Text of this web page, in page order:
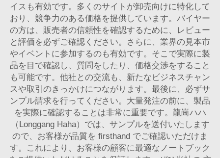
イスも有効です。多くのサイトが卸売向けに特化して
おり、競争力のある価格を提供しています。バイヤー
の方は、販売者の信頼性を確認するために、レビュー
と評価を必ずご確認ください。さらに、業界の見本市
やイベントに参加するのも有効です。そこで実際に製
品を目で確認し、質問をしたり、価格交渉をすること
も可能です。他社との交流も、新たなビジネスチャン
スや取引のきっかけにつながります。最後に、必ずサ
ンプル請求を行ってください。大量発注の前に、製品
を実際に確認することは非常に重要です。龍崗ハハ
（Longgang Haha）では、サンプルを送付いたします
ので、お客様が品質を firsthand でご確認いただけま
す。これにより、お客様の顧客に最適なノートブック